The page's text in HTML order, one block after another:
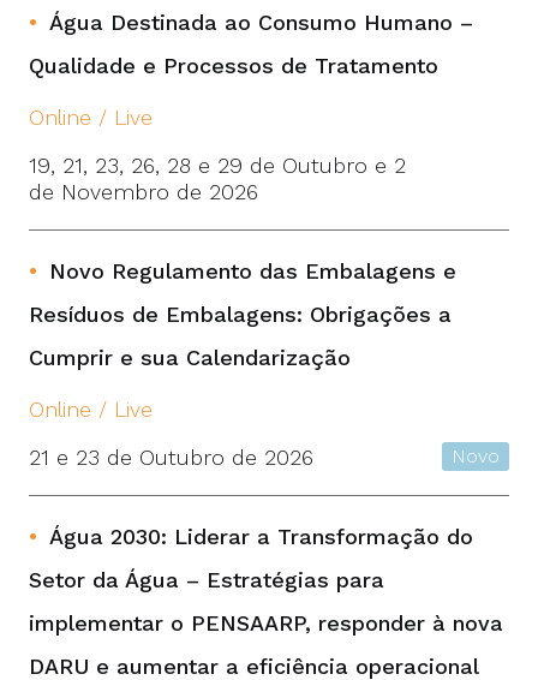
Água Destinada ao Consumo Humano –
Qualidade e Processos de Tratamento
Online / Live
19, 21, 23, 26, 28 e 29 de Outubro e 2
de Novembro de 2026
Novo Regulamento das Embalagens e
Resíduos de Embalagens: Obrigações a
Cumprir e sua Calendarização
Online / Live
21 e 23 de Outubro de 2026
Novo
Água 2030: Liderar a Transformação do
Setor da Água – Estratégias para
implementar o PENSAARP, responder à nova
DARU e aumentar a eficiência operacional